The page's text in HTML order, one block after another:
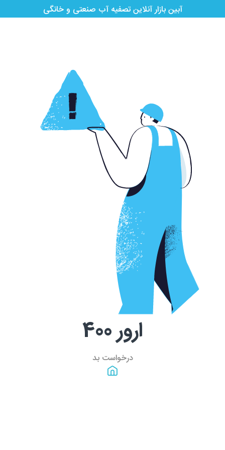
آبین بازار آنلاین تصفیه آب صنعتی و خانگی
ارور400
درخواست بد